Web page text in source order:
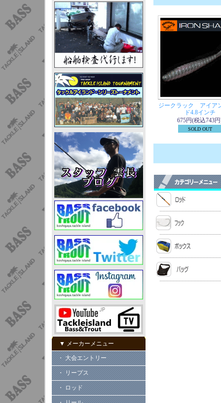
▼ メーカーメニュー
・ 大会エントリー
・ リープス
・ ロッド
ジークラック アイア
ド4.8インチ
675円(税込743
SOLD OUT